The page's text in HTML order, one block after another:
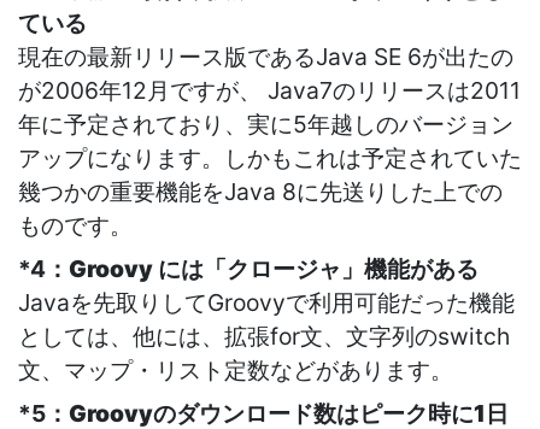
ている
現在の最新リリース版であるJava SE 6が出たの
が2006年12月ですが、 Java7のリリースは2011
年に予定されており、実に5年越しのバージョン
アップになります。しかもこれは予定されていた
幾つかの重要機能をJava 8に先送りした上での
ものです。
*4： Groovy には「クロージャ」機能がある
Javaを先取りしてGroovyで利用可能だった機能
としては、他には、拡張for文、文字列のswitch
文、マップ・リスト定数などがあります。
*5： Groovyのダウンロード数はピーク時に1日